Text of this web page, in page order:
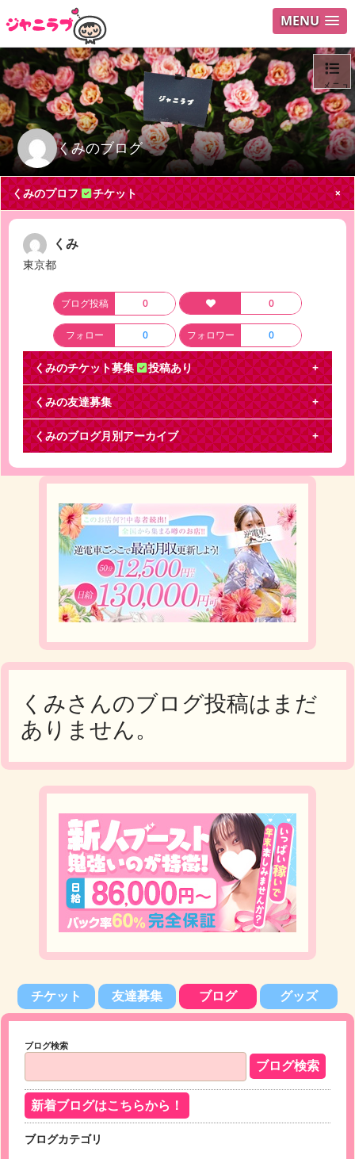
MENU
くみのブログ
メニュ
ログイ
Search
くみのプロフ チケット
くみ
東京都
ブログ投稿 0 0
フォロー 0 フォロワー 0
くみのチケット募集 投稿あり
KinkiKids
SHOCK博多座交換をお願いします。譲 10/27(金)夜2
枚FC当選確認済み求 10/28(土)昼
くみの友達募集
くみのブログ月別アーカイブ
くみさんのブログ投稿はまだ
ありません。
チケット 友達募集 ブログ グッズ
ブログ検索
新着ブログはこちらから！
ブログカテゴリ